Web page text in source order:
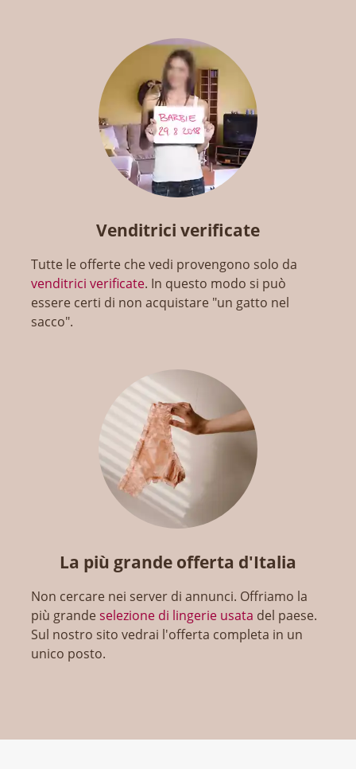
Venditrici verificate
Tutte le offerte che vedi provengono solo da
venditrici verificate. In questo modo si può
essere certi di non acquistare "un gatto nel
sacco".
La più grande offerta d'Italia
Non cercare nei server di annunci. Offriamo la
più grandeselezione di lingerie usata del paese.
Sul nostro sito vedrai l'offerta completa in un
unico posto.